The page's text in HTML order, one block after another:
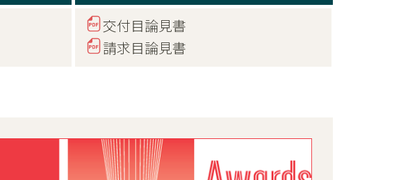
交付目論見書
請求目論見書